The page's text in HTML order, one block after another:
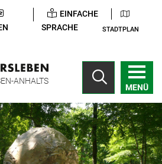
EINFACHE
SPRACHE
STADTPLAN
ANHALTS
MENÜ